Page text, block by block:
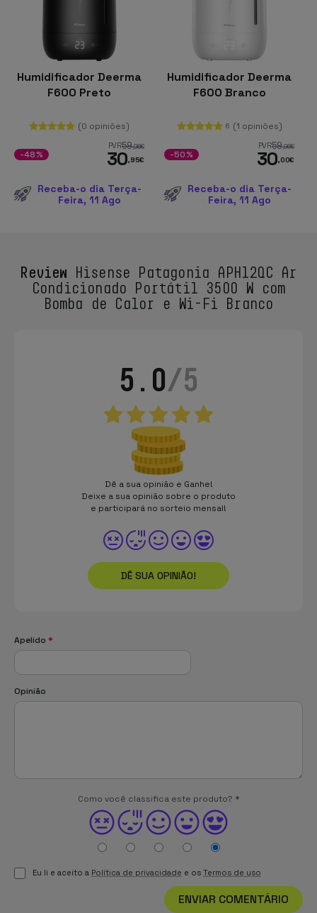
Humidificador Deerma
F600 Preto
(0 opiniões)
PVR59,96€
30,95€
-48%
Receba-o dia Terça-
Feira, 11 Ago
Humidificador Deerma
F600 Branco
6 (1 opiniões)
PVR59,96€
30,00€
-50%
Receba-o dia Terça-
Feira, 11 Ago
Review Hisense Patagonia APH12QC Ar
Condicionado Portátil 3500 W com
Bomba de Calor e Wi-Fi Branco
5.0/5
Dê a sua opinião e Ganhe!
Deixe a sua opinião sobre o produto
e participará no sorteio mensal!
DÊ SUA OPINIÃO!
Apelido *
Opinião
Como você classifica este produto? *
Eu li e aceito a Política de privacidade e os Termos de uso
ENVIAR COMENTÁRIO